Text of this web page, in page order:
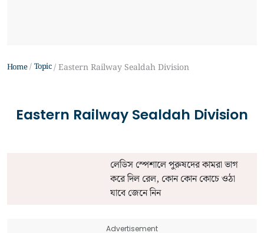
Home Topic Eastern Railway Sealdah Division
Eastern Railway Sealdah Division
লেডিস স্পেশালে পুরুষদের কামরা ভাগ
করে দিল রেল, কোন কোন কোচে ওঠা
যাবে জেনে নিন
Advertisement